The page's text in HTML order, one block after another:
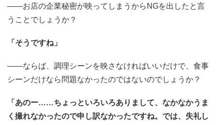
――お店の企業秘密が映ってしまうからNGを出したと言
うことでしょうか？
「そうですね」
――ならば、調理シーンを映さなければいいだけで、食事
シーンだけなら問題なかったのではないのでしょうか？
「あのー……ちょっといろいろありまして、なかなかうま
く撮れなかったので申し訳なかったですね。では、失礼し